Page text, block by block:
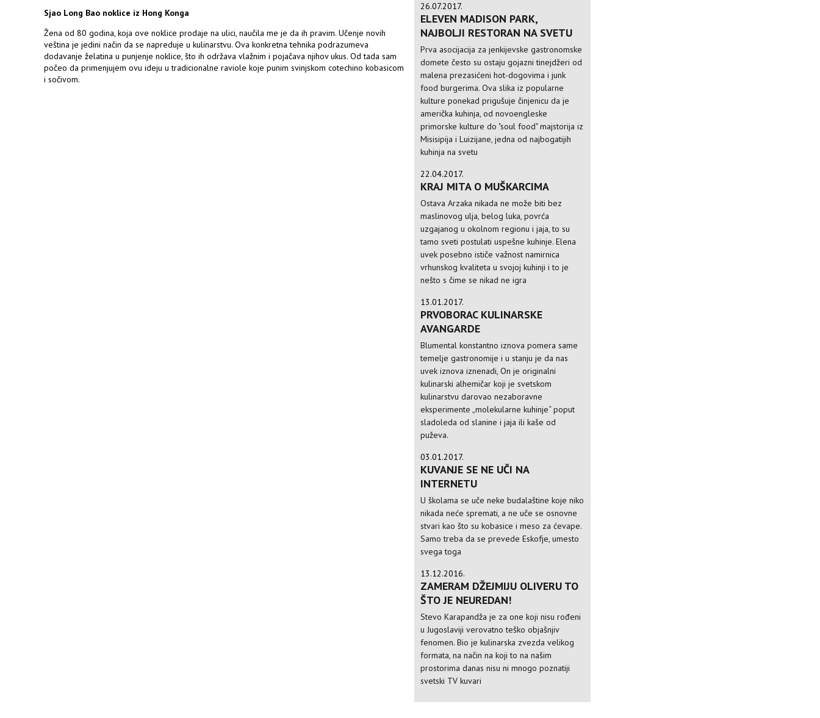
Sjao Long Bao noklice iz Hong Konga
Žena od 80 godina, koja ove noklice prodaje na ulici, naučila me je da ih pravim. Učenje novih
veština je jedini način da se napreduje u kulinarstvu. Ova konkretna tehnika podrazumeva
dodavanje želatina u punjenje noklice, što ih održava vlažnim i pojačava njihov ukus. Od tada sam
počeo da primenjujem ovu ideju u tradicionalne raviole koje punim svinjskom cotechino kobasicom
i sočivom.
26.07.2017.
ELEVEN MADISON PARK,
NAJBOLJI RESTORAN NA SVETU
Prva asocijacija za jenkijevske gastronomske
domete često su ostaju gojazni tinejdžeri od
malena prezasićeni hot-dogovima i junk
food burgerima. Ova slika iz popularne
kulture ponekad prigušuje činjenicu da je
američka kuhinja, od novoengleske
primorske kulture do "soul food" majstorija iz
Misisipija i Luizijane, jedna od najbogatijih
kuhinja na svetu
22.04.2017.
KRAJ MITA O MUŠKARCIMA
Ostava Arzaka nikada ne može biti bez
maslinovog ulja, belog luka, povrća
uzgajanog u okolnom regionu i jaja, to su
tamo sveti postulati uspešne kuhinje. Elena
uvek posebno ističe važnost namirnica
vrhunskog kvaliteta u svojoj kuhinji i to je
nešto s čime se nikad ne igra
13.01.2017.
PRVOBORAC KULINARSKE
AVANGARDE
Blumental konstantno iznova pomera same
temelje gastronomije i u stanju je da nas
uvek iznova iznenadi, On je originalni
kulinarski alhemičar koji je svetskom
kulinarstvu darovao nezaboravne
eksperimente „molekularne kuhinje“ poput
sladoleda od slanine i jaja ili kaše od
puževa.
03.01.2017.
KUVANJE SE NE UČI NA
INTERNETU
U školama se uče neke budalaštine koje niko
nikada neće spremati, a ne uče se osnovne
stvari kao što su kobasice i meso za ćevape.
Samo treba da se prevede Eskofje, umesto
svega toga
13.12.2016.
ZAMERAM DŽEJMIJU OLIVERU TO
ŠTO JE NEUREDAN!
Stevo Karapandža je za one koji nisu rođeni
u Jugoslaviji verovatno teško objašnjiv
fenomen. Bio je kulinarska zvezda velikog
formata, na način na koji to na našim
prostorima danas nisu ni mnogo poznatiji
svetski TV kuvari